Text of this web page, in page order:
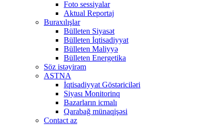
Foto sessiyalar
Aktual Reportaj
Buraxılışlar
Bülleten Siyasət
Bülleten İqtisadiyyat
Bülleten Maliyyə
Bülleten Energetika
Söz istəyirəm
ASTNA
İqtisadiyyat Göstəriciləri
Siyası Monitorinq
Bazarların icmalı
Qarabağ münaqişəsi
Contact az